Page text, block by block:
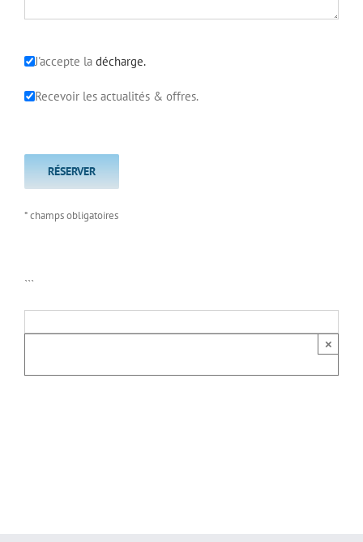
J'accepte la décharge.
Recevoir les actualités & offres.
* champs obligatoires
```
×